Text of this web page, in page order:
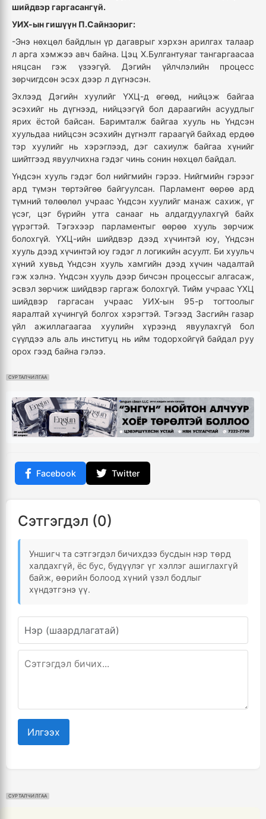
шийдвэр гаргасангүй.
УИХ-ын гишүүн П.Сайнзориг:
-Энэ нөхцөл байдлын үр дагаврыг хэрхэн арилгах талаар
л арга хэмжээ авч байна. Цэц Х.Булгантуяаг тангаргаасаа
няцсан гэж үзээгүй. Дэгийн үйлчлэлийн процесс
зөрчигдсөн эсэх дээр л дүгнэсэн.
Эхлээд Дэгийн хуулийг ҮХЦ-д өгөөд, нийцэж байгаа
эсэхийг нь дүгнээд, нийцээгүй бол дараагийн асуудлыг
ярих ёстой байсан. Баримталж байгаа хууль нь Үндсэн
хуульдаа нийцсэн эсэхийн дүгнэлт гараагүй байхад ердөө
тэр хуулийг нь хэрэглээд, дэг сахиулж байгаа хүнийг
шийтгээд явуулчихна гэдэг чинь сонин нөхцөл байдал.
Үндсэн хууль гэдэг бол нийгмийн гэрээ. Нийгмийн гэрээг
ард түмэн төртэйгөө байгуулсан. Парламент өөрөө ард
түмний төлөөлөл учраас Үндсэн хуулийг манаж сахиж, үг
үсэг, цэг бүрийн утга санааг нь алдагдуулахгүй байх
үүрэгтэй. Тэгэхээр парламентыг өөрөө хууль зөрчиж
болохгүй. ҮХЦ-ийн шийдвэр дээд хүчинтэй юу, Үндсэн
хууль дээд хүчинтэй юу гэдэг л логикийн асуулт. Би хуульч
хүний хувьд Үндсэн хууль хамгийн дээд хүчин чадалтай
гэж хэлнэ. Үндсэн хууль дээр бичсэн процессыг алгасаж,
эсвэл зөрчиж шийдвэр гаргаж болохгүй. Тийм учраас ҮХЦ
шийдвэр гаргасан учраас УИХ-ын 95-р тогтоолыг
яаралтай хүчингүй болгох хэрэгтэй. Тэгээд Засгийн газар
үйл ажиллагаагаа хуулийн хүрээнд явуулахгүй бол
сүүлдээ аль аль институц нь ийм тодорхойгүй байдал руу
орох гээд байна гэлээ.
СУРТАЛЧИЛГАА
Facebook Twitter
Сэтгэгдэл (0)
Уншигч та сэтгэгдэл бичихдээ бусдын нэр төрд
халдахгүй, ёс бус, бүдүүлэг үг хэллэг ашиглахгүй
байж, өөрийн болоод хүний үзэл бодлыг
хүндэтгэнэ үү.
Илгээх
СУРТАЛЧИЛГАА